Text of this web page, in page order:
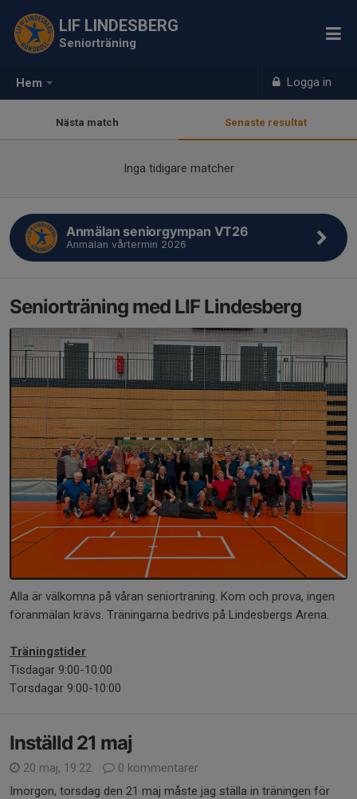
Hem Logga in
LIF LINDESBERG
Seniorträning
Nästa match Senaste resultat
Inga tidigare matcher
Anmälan seniorgympan VT26
Anmälan vårtermin 2026
Seniorträning med LIF Lindesberg
Alla är välkomna på våran seniorträning. Kom och prova, ingen
föranmälan krävs. Träningarna bedrivs på Lindesbergs Arena.
Träningstider
Tisdagar 9:00-10:00
Torsdagar 9:00-10:00
Inställd 21 maj
20 maj, 19:22
0 kommentarer
Imorgon, torsdag den 21 maj måste jag ställa in träningen för